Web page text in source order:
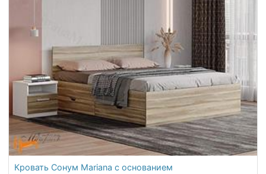
Кровать Сонум Mariana с основанием